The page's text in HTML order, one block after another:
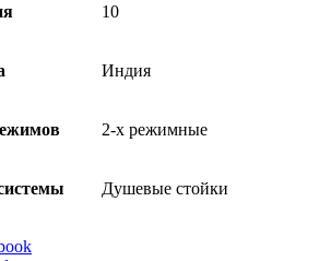
10
Индия
2-х режимные
Душевые стойки